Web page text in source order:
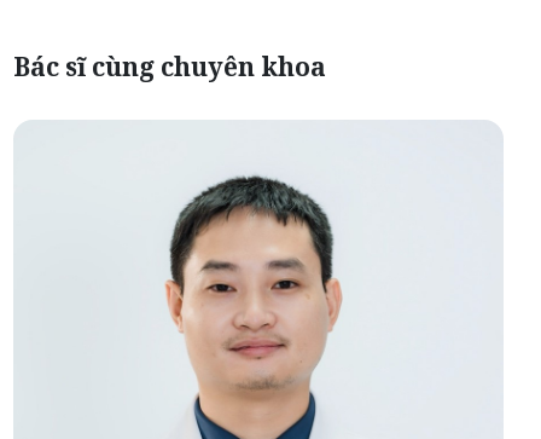
Bác sĩ cùng chuyên khoa